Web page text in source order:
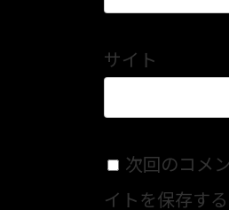
サイト
次回のコメ
イトを保存する